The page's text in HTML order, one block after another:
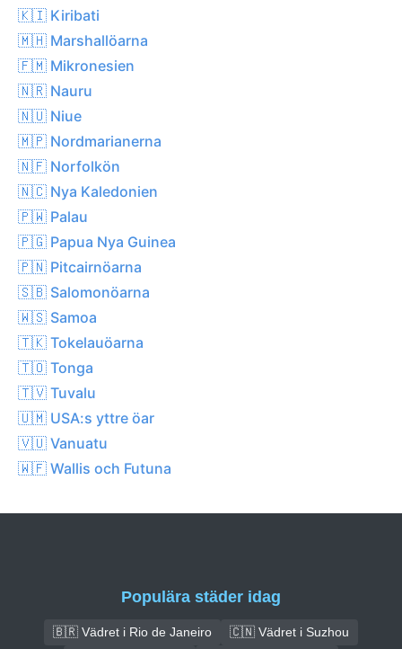
🇰🇮 Kiribati
🇲🇭 Marshallöarna
🇫🇲 Mikronesien
🇳🇷 Nauru
🇳🇺 Niue
🇲🇵 Nordmarianerna
🇳🇫 Norfolkön
🇳🇨 Nya Kaledonien
🇵🇼 Palau
🇵🇬 Papua Nya Guinea
🇵🇳 Pitcairnöarna
🇸🇧 Salomonöarna
🇼🇸 Samoa
🇹🇰 Tokelauöarna
🇹🇴 Tonga
🇹🇻 Tuvalu
🇺🇲 USA:s yttre öar
🇻🇺 Vanuatu
🇼🇫 Wallis och Futuna
Populära städer idag
🇧🇷 Vädret i Rio de Janeiro
🇨🇳 Vädret i Suzhou